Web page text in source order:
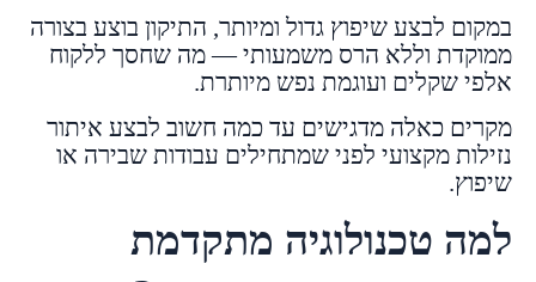
במקום לבצע שיפוץ גדול ומיותר, התיקון בוצע בצורה
ממוקדת וללא הרס משמעותי — מה שחסך ללקוח
אלפי שקלים ועוגמת נפש מיותרת.
מקרים כאלה מדגישים עד כמה חשוב לבצע איתור
נזילות מקצועי לפני שמתחילים עבודות שבירה או
שיפוץ.
למה טכנולוגיה מתקדמת